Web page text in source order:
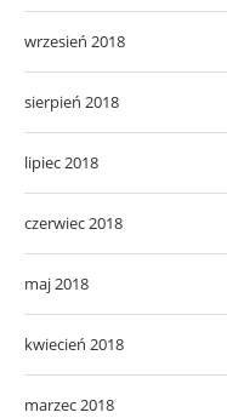
wrzesień 2018
sierpień 2018
lipiec 2018
czerwiec 2018
maj 2018
kwiecień 2018
marzec 2018